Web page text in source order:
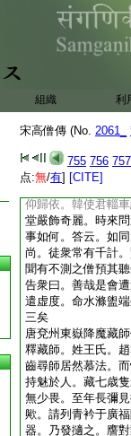
組織 利
宋高僧傳 (No. 2061_
755 756 757
点:無/有] [CITE]
唐郢州大佛山香育傳
釋香育。姓李氏。
有道性常研習莊老
留神。決捐俗態。
業一旦辭師觀遊聖
入巖阿或棲樹下。
盛化。夙心相契撃
若隱書。一皆開釋
歴年所。洞徹心源
山。勁節安禪卯前
堅召出山。育稱疾
仰歸依。韓使君輜
堂嚴飾奇麗。時來
事如何。答云。如
尚。徒衆常有千計
聞有不測之僧預其
告衆曰。善哉是會
遣虚度。命水滌盥
三矣
唐兗州東嶽降魔藏
釋藏師。姓王氏。
齒尋師居然慕法。
持魅於人。藏七歳
無少畏。至年長彌
歟。請列青衿于廣
器。乃發擿之。譍